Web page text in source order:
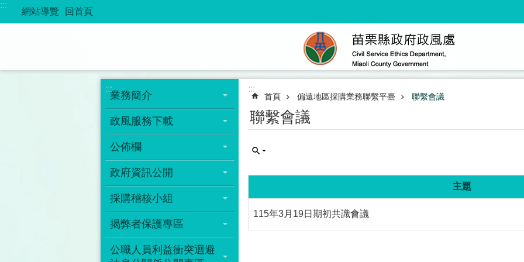
跳到主要內容區塊
:::
網站導覽 回首頁
:::
業務簡介
政風服務下載
公佈欄
政府資訊公開
採購稽核小組
揭弊者保護專區
公職人員利益衝突迴避
:::
首頁 偏遠地區採購業務聯繫平臺 聯繫會議
聯繫會議
主題
115年3月19日期初共識會議